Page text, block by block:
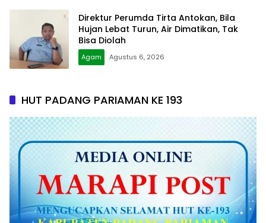
Direktur Perumda Tirta Antokan, Bila
Hujan Lebat Turun, Air Dimatikan, Tak
Bisa Diolah
Agam Agustus 6, 2026
HUT PADANG PARIAMAN KE 193